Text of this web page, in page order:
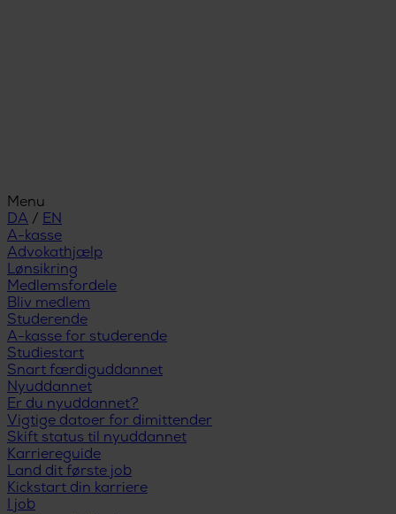
Menu
DA / EN
A-kasse
Advokathjælp
Lønsikring
Medlemsfordele
Bliv medlem
Studerende
A-kasse for studerende
Studiestart
Snart færdiguddannet
Nyuddannet
Er du nyuddannet?
Vigtige datoer for dimittender
Skift status til nyuddannet
Karriereguide
Land dit første job
Kickstart din karriere
I job